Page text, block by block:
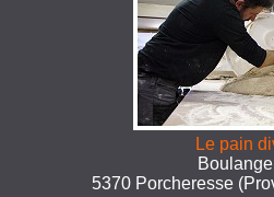
Le pain
5370 Porcheresse